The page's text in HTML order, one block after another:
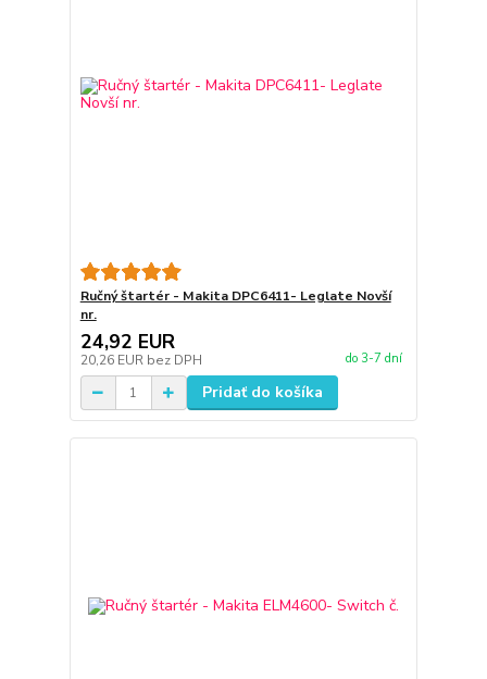
Ručný štartér - Makita DPC6411- Leglate Novší
nr.
24,92 EUR
20,26 EUR bez DPH do 3-7 dní
Pridať do košíka